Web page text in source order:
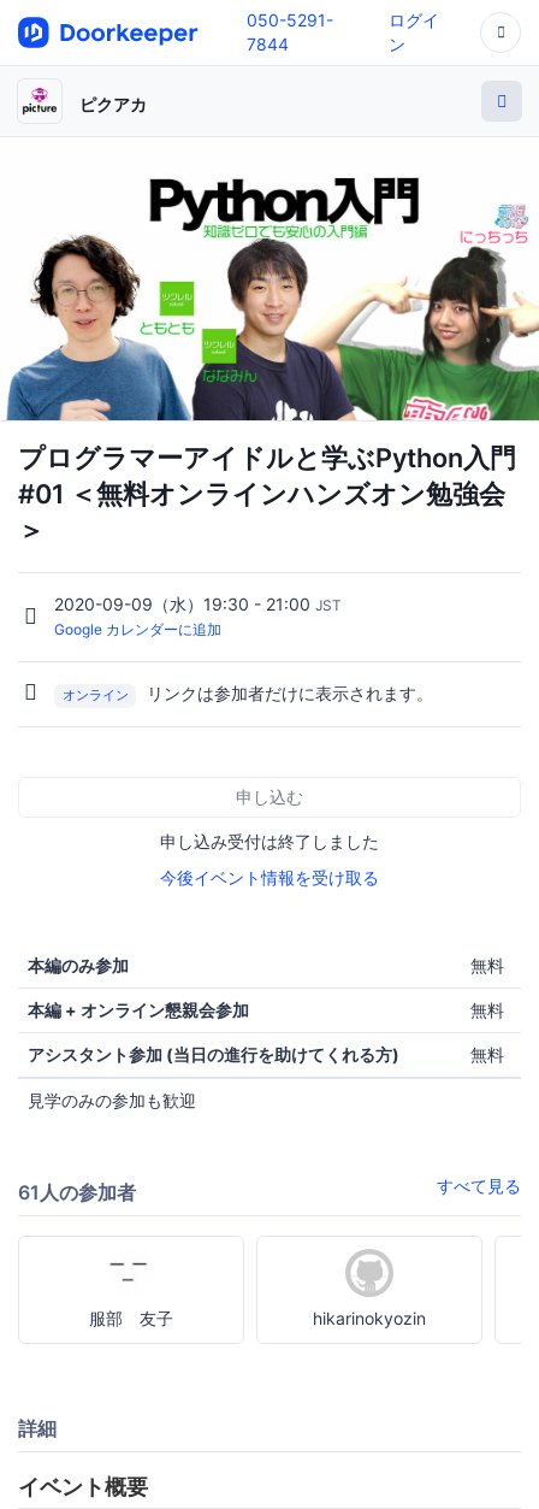
050-5291-
7844
ログイ
ン
ピクアカ
プログラマーアイドルと学ぶPython入門
#01 ＜無料オンラインハンズオン勉強会
＞
2020-09-09（水）19:30 - 21:00 JST
Google カレンダーに追加
オンライン リンクは参加者だけに表示されます。
申し込む
申し込み受付は終了しました
今後イベント情報を受け取る
本編のみ参加 無料
本編 + オンライン懇親会参加 無料
アシスタント参加 (当日の進行を助けてくれる方) 無料
見学のみの参加も歓迎
61人の参加者 すべて見る
服部 友子 hikarinokyozin
詳細
イベント概要